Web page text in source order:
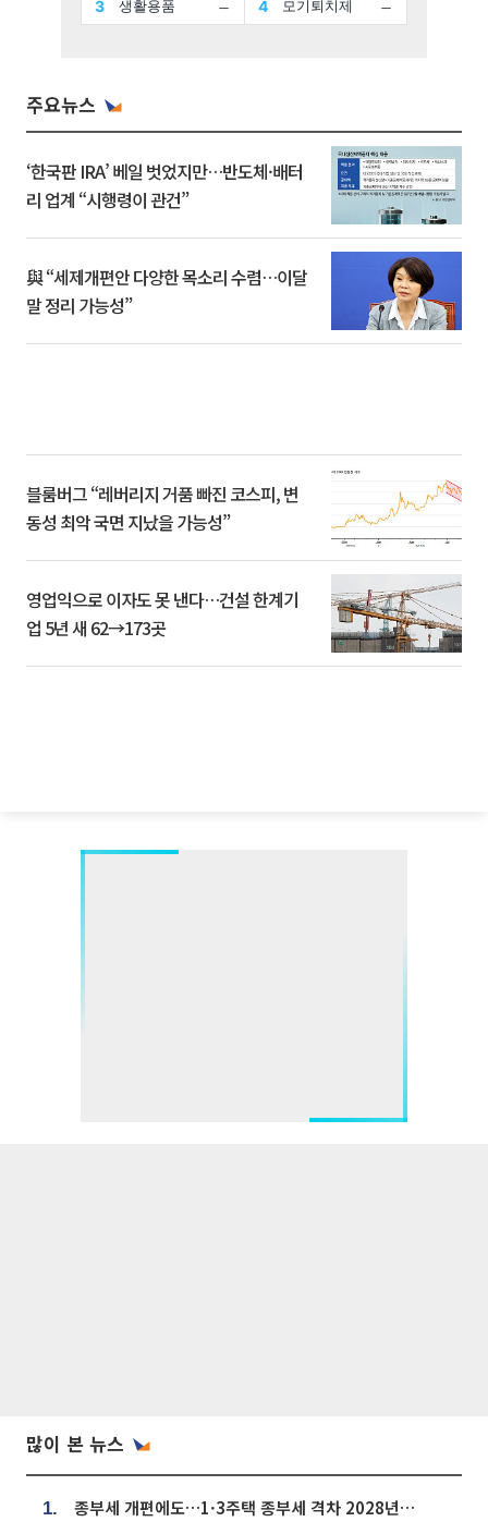
주요뉴스
‘한국판 IRA’ 베일 벗었지만…반도체·배터
리 업계 “시행령이 관건”
與 “세제개편안 다양한 목소리 수렴…이달
말 정리 가능성”
블룸버그 “레버리지 거품 빠진 코스피, 변
동성 최악 국면 지났을 가능성”
영업익으로 이자도 못 낸다…건설 한계기
업 5년 새 62→173곳
많이 본 뉴스
1. 종부세 개편에도…1·3주택 종부세 격차 2028년부터 확대